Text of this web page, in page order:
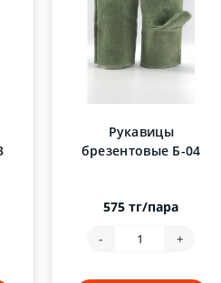
Рукавицы
брезентовые Б-04
575 тг/пара
- +